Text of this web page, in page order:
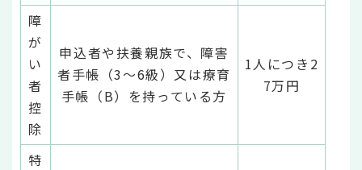
障
が
い
者
控
除
申込者や扶養親族で、障害
者手帳（3～6級）又は療育
手帳（B）を持っている方
1人につき2
7万円
特